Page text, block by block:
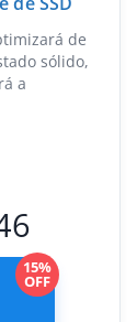
de
sólido,
a
15%
OFF